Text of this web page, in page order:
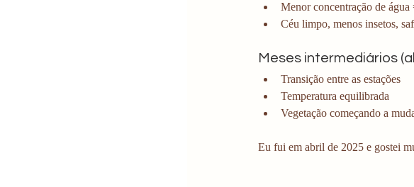
Menor concentração de água
Céu limpo, menos insetos,
Meses intermediários
Transição entre as estações
Temperatura equilibrada
Vegetação começando a
Eu fui em abril de 2025 e gostei